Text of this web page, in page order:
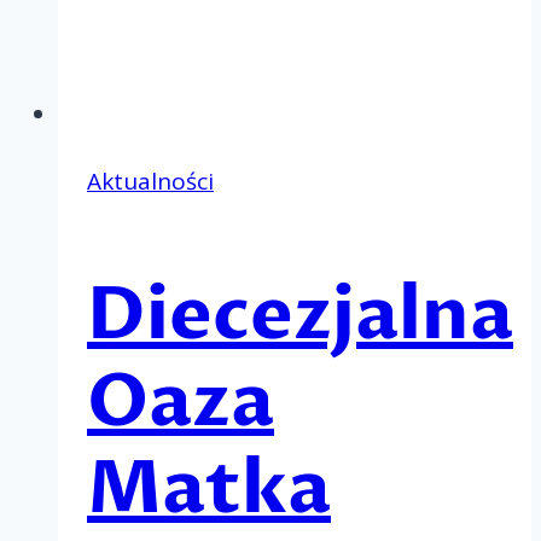
Aktualności
Diecezjalna
Oaza
Matka